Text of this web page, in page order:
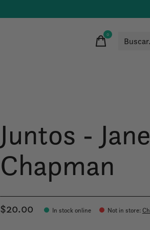
0items
Juntos - Jane
Chapman
$20.00 In stock online Not in store: